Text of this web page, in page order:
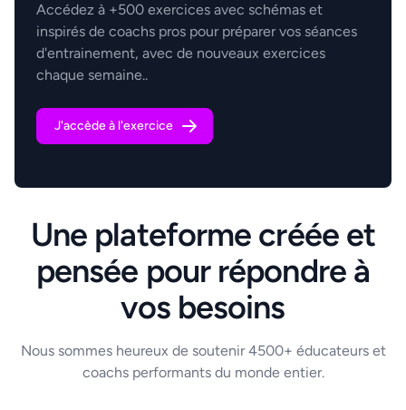
Accédez à +500 exercices avec schémas et
inspirés de coachs pros pour préparer vos séances
d'entrainement, avec de nouveaux exercices
chaque semaine..
J'accède à l'exercice
Une plateforme créée et
pensée pour répondre à
vos besoins
Nous sommes heureux de soutenir 4500+ éducateurs et
coachs performants du monde entier.